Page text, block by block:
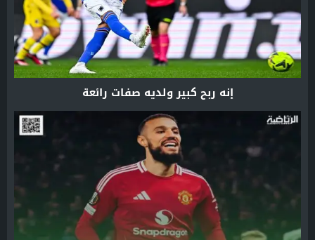
إنه ربح كبير ولديه صفات رائعة